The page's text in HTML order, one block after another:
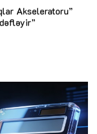
Akseleratoru”